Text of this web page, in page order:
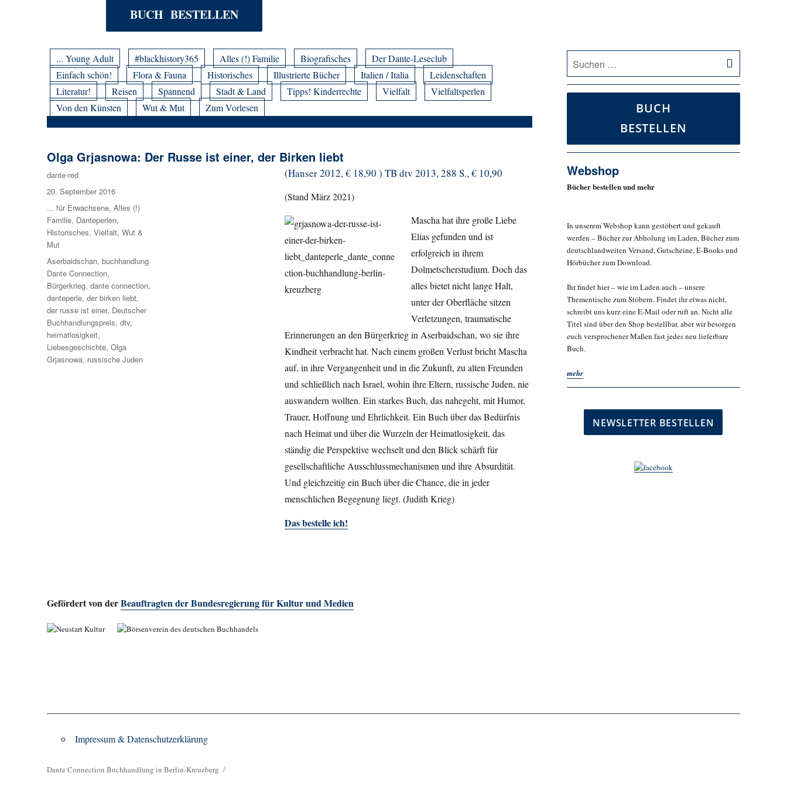
BUCH BESTELLEN
... Young Adult #blackhistory365 Alles (!) Familie Biografisches
Der Dante-Leseclub
Einfach schön!
Flora & Fauna Historisches Illustrierte Bücher Italien / Italia
Leidenschaften
Literatur!
Reisen Spannend Stadt & Land Tipps! Kinderrechte Vielfalt
Vielfaltsperlen
Von den Künsten
Wut & Mut Zum Vorlesen
Olga Grjasnowa: Der Russe ist einer, der Birken liebt
(Hanser 2012, € 18,90 ) TB dtv 2013, 288 S., € 10,90
(Stand März 2021)
Mascha hat ihre große Liebe
Elias gefunden und ist
erfolgreich in ihrem
Dolmetscherstudium. Doch das
alles bietet nicht lange Halt,
unter der Oberfläche sitzen
Verletzungen, traumatische
Erinnerungen an den Bürgerkrieg in Aserbaidschan, wo sie ihre
Kindheit verbracht hat. Nach einem großen Verlust bricht Mascha
auf, in ihre Vergangenheit und in die Zukunft, zu alten Freunden
und schließlich nach Israel, wohin ihre Eltern, russische Juden, nie
auswandern wollten. Ein starkes Buch, das nahegeht, mit Humor,
Trauer, Hoffnung und Ehrlichkeit. Ein Buch über das Bedürfnis
nach Heimat und über die Wurzeln der Heimatlosigkeit, das
ständig die Perspektive wechselt und den Blick schärft für
gesellschaftliche Ausschlussmechanismen und ihre Absurdität.
Und gleichzeitig ein Buch über die Chance, die in jeder
menschlichen Begegnung liegt. (Judith Krieg)
Das bestelle ich!
Autor
dante-red
Veröffentlicht
am
20. September 2016
Kategorien
... für Erwachsene,Alles (!)
Familie, Danteperlen,
Historisches,Vielfalt,Wut &
Mut
Schlagwörter
Aserbaidschan,buchhandlung
Dante Connection,
Bürgerkrieg,dante connection,
danteperle,der birken liebt,
der russe ist einer, Deutscher
Buchhandlungspreis,dtv,
heimatlosigkeit,
Liebesgeschichte,Olga
Grjasnowa, russische Juden
Gefördert von derBeauftragten der Bundesregierung für Kultur und Medien
nach:
BUCH
BESTELLEN
Webshop
Bücher bestellen und mehr
In unserem Webshop kann gestöbert und gekauft
werden – Bücher zur Abholung im Laden, Bücher zum
deutschlandweiten Versand, Gutscheine, E-Books und
Hörbücher zum Download.
Ihr findet hier – wie im Laden auch – unsere
Thementische zum Stöbern. Findet ihr etwas nicht,
schreibt uns kurz eine E-Mail oder ruft an. Nicht alle
Titel sind über den Shop bestellbar, aber wir besorgen
euch versprochener Maßen fast jedes neu lieferbare
Buch.
mehr
Impressum & Datenschutzerklärung
Dante Connection Buchhandlung in Berlin-Kreuzberg